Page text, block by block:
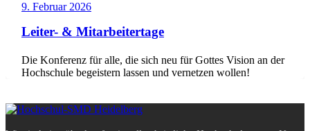
9. Februar 2026
Leiter- & Mitarbeitertage
Die Konferenz für alle, die sich neu für Gottes Vision an der
Hochschule begeistern lassen und vernetzen wollen!